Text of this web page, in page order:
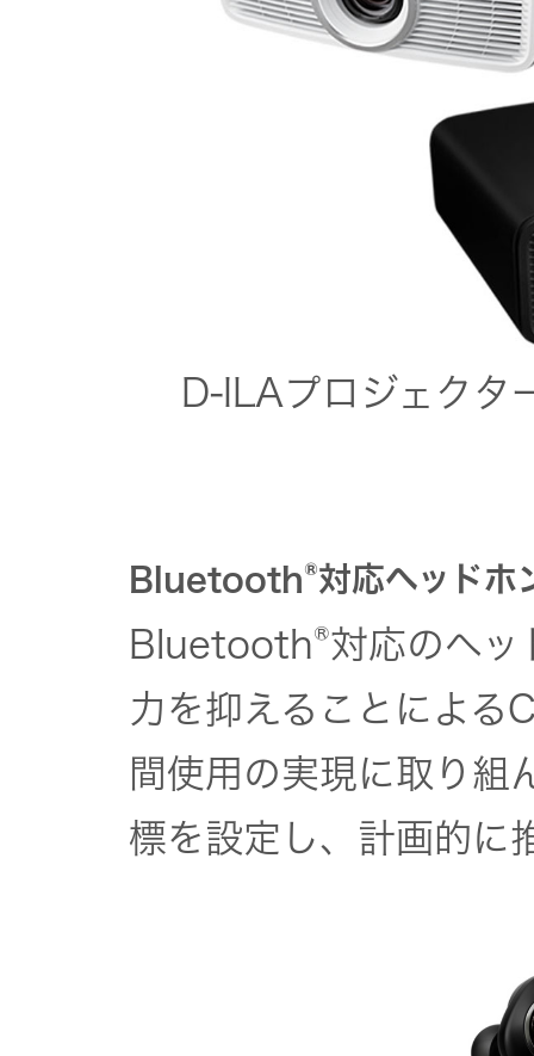
D-ILAプロジェク
Bluetooth®対応ヘッドホ
Bluetooth®対応のヘッ
力を抑えることによる
間使用の実現に取り組
標を設定し、計画的に